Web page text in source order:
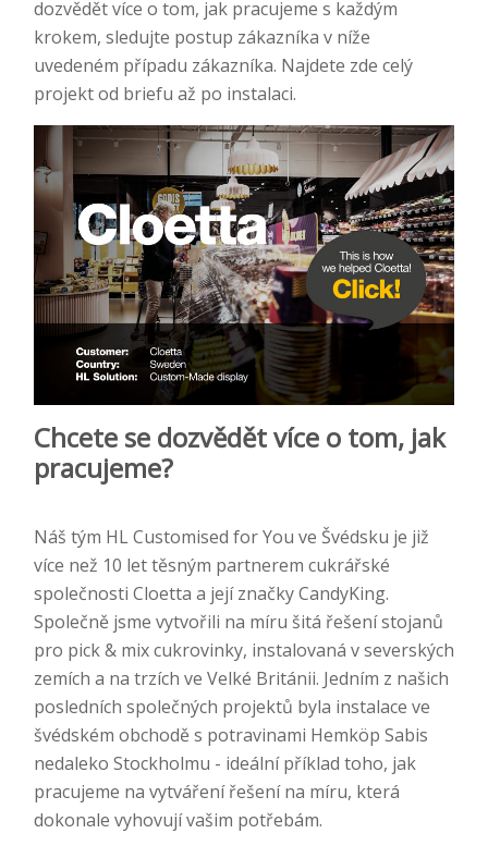
dozvědět více o tom, jak pracujeme s každým
krokem, sledujte postup zákazníka v níže
uvedeném případu zákazníka. Najdete zde celý
projekt od briefu až po instalaci.
Chcete se dozvědět více o tom, jak
pracujeme?
Náš tým HL Customised for You ve Švédsku je již
více než 10 let těsným partnerem cukrářské
společnosti Cloetta a její značky CandyKing.
Společně jsme vytvořili na míru šitá řešení stojanů
pro pick & mix cukrovinky, instalovaná v severských
zemích a na trzích ve Velké Británii. Jedním z našich
posledních společných projektů byla instalace ve
švédském obchodě s potravinami Hemköp Sabis
nedaleko Stockholmu - ideální příklad toho, jak
pracujeme na vytváření řešení na míru, která
dokonale vyhovují vašim potřebám.